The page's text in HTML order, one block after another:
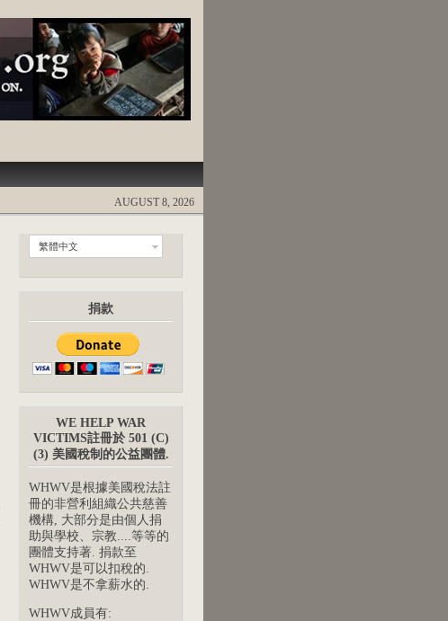
AUGUST 8, 2026
繁體中文
捐款
WE HELP WAR
VICTIMS註冊於 501 (C)
(3) 美國稅制的公益團體.
WHWV是根據美國稅法註
冊的非營利組織公共慈善
機構, 大部分是由個人捐
助與學校、宗教....等等的
團體支持著. 捐款至
WHWV是可以扣稅的.
WHWV是不拿薪水的.
WHWV成員有: